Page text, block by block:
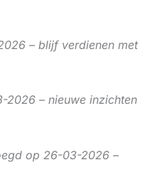
– blijf verdienen met
2026 – nieuwe inzichten
op 26-03-2026 –